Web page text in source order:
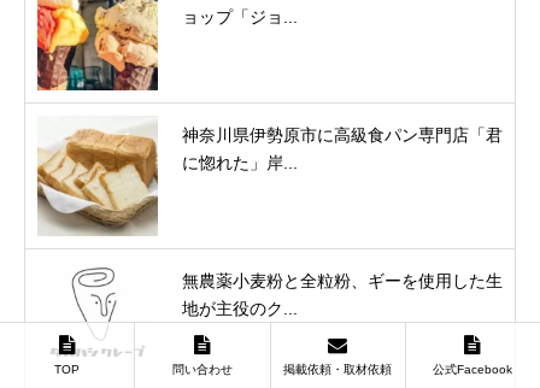
ョップ「ジョ...
神奈川県伊勢原市に高級食パン専門店「君
に惚れた」岸...
無農薬小麦粉と全粒粉、ギーを使用した生
地が主役のク...
TOP 問い合わせ 掲載依頼・取材依頼 公式Facebook